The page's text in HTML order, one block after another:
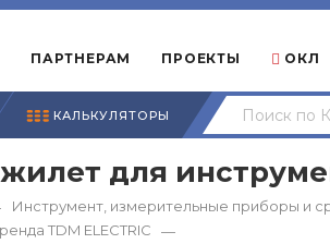
ПАРТНЕРАМ ПРОЕКТЫ ОКЛ
КАЛЬКУЛЯТОРЫ
для
Инструмент, измерительные приборы и
TDM ЕLECTRIC
—